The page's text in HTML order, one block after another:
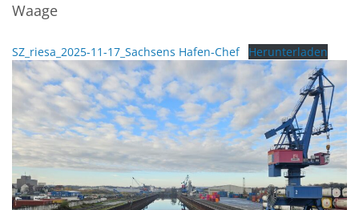
Waage
SZ_riesa_2025-11-17_Sachsens Hafen-Chef Herunterladen